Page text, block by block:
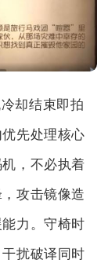
却结束即拍
先处理核心
，不必执着
攻击镜像造
力。守椅时
扰破译同时